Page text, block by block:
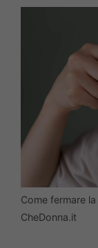
Come fermare
CheDonna.it